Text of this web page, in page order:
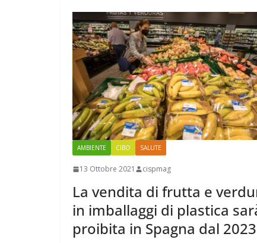
AMBIENTE CIBO SALUTE
13 Ottobre 2021 cispmag
La vendita di frutta e
in imballaggi di plastica
proibita in Spagna dal 2023